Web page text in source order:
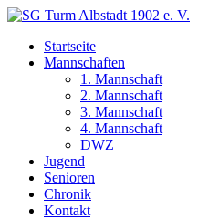
Startseite
Mannschaften
1. Mannschaft
2. Mannschaft
3. Mannschaft
4. Mannschaft
DWZ
Jugend
Senioren
Chronik
Kontakt